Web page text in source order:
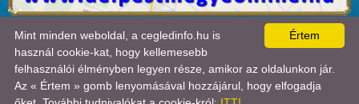
A lap0.019 másodperc alatt készült el. | Copyright 2026 © Cegledinfo
, design by:
ÍRJON NEKÜNK! |OLDALTÉRKÉP IMPRESSZUM
A látogatók száma 2018.11.11-től:22720293| Ebben a hónapban:
jelenleg: 2|Statisztika

Értem
Mint minden weboldal, a cegledinfo.hu is
használ cookie-kat, hogy kellemesebb
felhasználói élményben legyen része, amikor az oldalunkon jár.
Az « Értem » gomb lenyomásával hozzájárul, hogy elfogadja